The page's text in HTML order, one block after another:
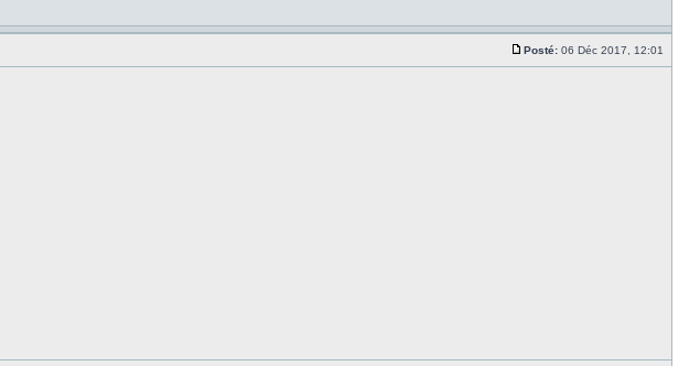
Posté: 06 Déc 2017, 12:01